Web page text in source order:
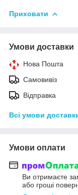
Приховати
Умови доставки
Нова Пошта
Самовивіз
Відправка
Всі умови
Умови оплати
Ви отримаєте
або гроші